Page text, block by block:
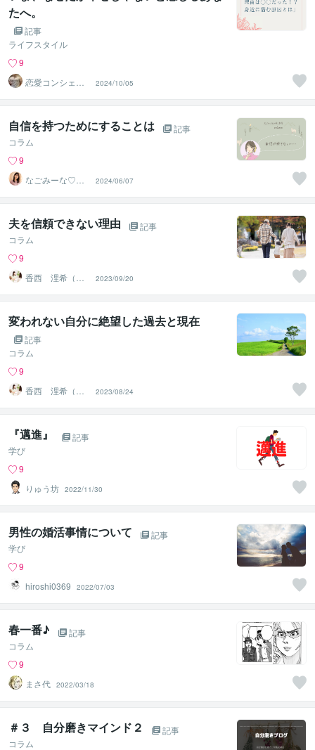
たへ。
記事
ライフスタイル
9
恋愛コンシェル
ジュ ｜ ソウメイ
2024/10/05
自信を持つためにすることは
記事
コラム
9
なごみーな♡癒
し系心のサポー
ター
2024/06/07
夫を信頼できない理由
記事
コラム
9
香西 浬希（こ
うざい りの）
カウンセラー
2023/09/20
変われない自分に絶望した過去と現在
記事
コラム
9
香西 浬希（こ
うざい りの）
カウンセラー
2023/08/24
『邁進』
記事
学び
9
りゅう坊 2022/11/30
男性の婚活事情について
記事
学び
9
hiroshi0369
2022/07/03
春一番♪
記事
コラム
9
まさ代 2022/03/18
＃３ 自分磨きマインド２
記事
コラム